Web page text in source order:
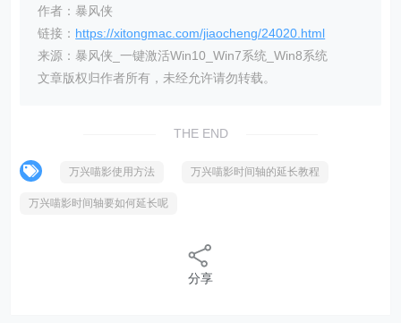
作者：暴风侠
链接： https://xitongmac.com/jiaocheng/24020.html
来源：暴风侠_一键激活Win10_Win7系统_Win8系统
文章版权归作者所有，未经允许请勿转载。
THE END
万兴喵影使用方法 万兴喵影时间轴的延长教程
万兴喵影时间轴要如何延长呢
分享